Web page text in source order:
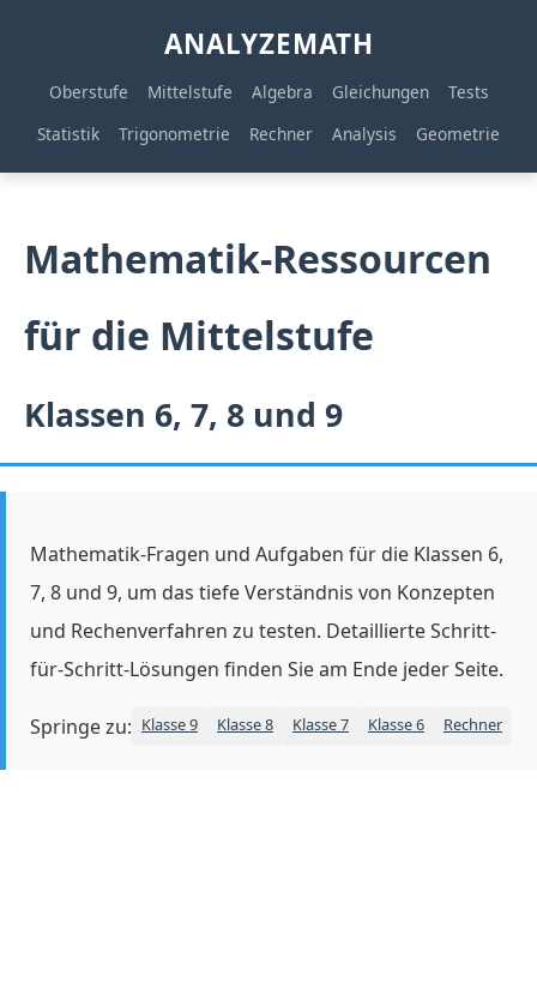
ANALYZEMATH
Oberstufe Mittelstufe Algebra Gleichungen
Tests
Statistik
Trigonometrie Rechner Analysis Geometrie
Mathematik-Ressourcen
für die Mittelstufe
Klassen 6, 7, 8 und 9
Mathematik-Fragen und Aufgaben für die Klassen 6,
7, 8 und 9, um das tiefe Verständnis von Konzepten
und Rechenverfahren zu testen. Detaillierte Schritt-
für-Schritt-Lösungen finden Sie am Ende jeder Seite.
Springe zu: Klasse 9 Klasse 8 Klasse 7 Klasse 6 Rechner